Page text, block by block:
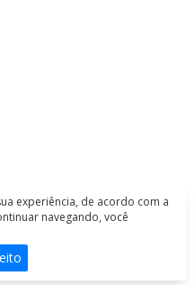
e 1% dos pacientes que
experiência, de acordo com a
navegando, você